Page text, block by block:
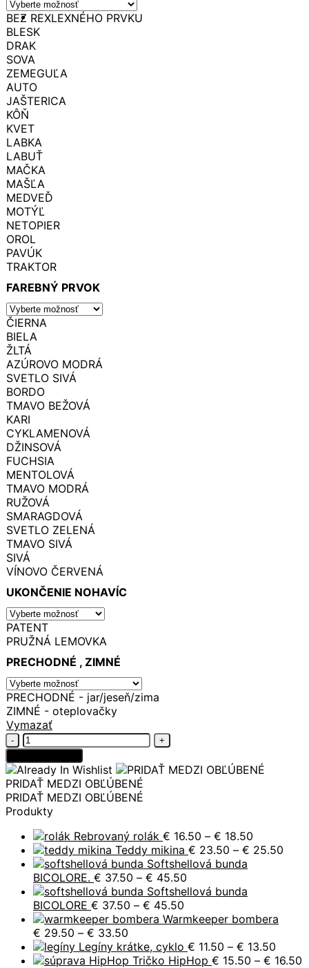
BEZ REXLEXNÉHO PRVKU
BLESK
DRAK
SOVA
ZEMEGUĽA
AUTO
JAŠTERICA
KÔŇ
KVET
LABKA
LABUŤ
MAČKA
MAŠĽA
MEDVEĎ
MOTÝĽ
NETOPIER
OROL
PAVÚK
TRAKTOR
FAREBNÝ PRVOK
ČIERNA
BIELA
ŽLTÁ
AZÚROVO MODRÁ
SVETLO SIVÁ
BORDO
TMAVO BEŽOVÁ
KARI
CYKLAMENOVÁ
DŽINSOVÁ
FUCHSIA
MENTOLOVÁ
TMAVO MODRÁ
RUŽOVÁ
SMARAGDOVÁ
SVETLO ZELENÁ
TMAVO SIVÁ
SIVÁ
VÍNOVO ČERVENÁ
UKONČENIE NOHAVÍC
PATENT
PRUŽNÁ LEMOVKA
PRECHODNÉ , ZIMNÉ
PRECHODNÉ - jar/jeseň/zima
ZIMNÉ - oteplovačky
Vymazať
množstvo
Softshellové
nohavice
TMAVO
BEŽOVÉ
PRIDAŤ MEDZI OBĽÚBENÉ
PRIDAŤ MEDZI OBĽÚBENÉ
Produkty
Rebrovaný rolák € 16.50 – € 18.50
range:
Teddy mikina € 23.50 – € 25.50
Softshellová bunda
BICOLORE. € 37.50 – € 45.50
range:
through
Softshellová bunda
BICOLORE € 37.50 – € 45.50
range:
through
€ 45.50
Warmkeeper bombera
€ 29.50 – € 33.50
range:
€ 29.50
Legíny krátke, cyklo € 11.50 – € 13.50
range:
Tričko HipHop € 15.50 – € 16.50